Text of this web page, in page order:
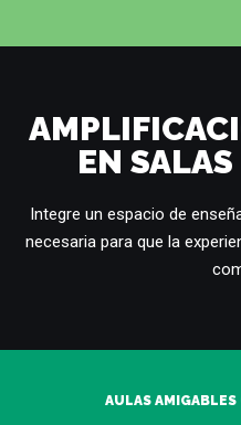
al
EN
Integre un espacio de
necesaria para que la
AULAS AMIGABLES